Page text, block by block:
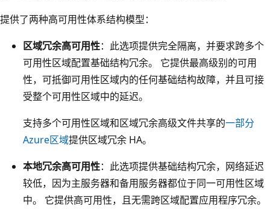
提供了两种高可用性体系结构模型：
区域冗余高可用性：此选项提供完全隔离，并要求跨多个
可用性区域配置基础结构冗余。 它提供最高级别的可用
性，可抵御可用性区域内的任何基础结构故障，并且可接
受整个可用性区域中的延迟。
支持多个可用性区域和区域冗余高级文件共享的一部分
Azure区域提供区域冗余 HA。
本地冗余高可用性：此选项提供基础结构冗余，网络延迟
较低，因为主服务器和备用服务器都位于同一可用性区域
中。 它提供高可用性，且无需跨区域配置应用程序冗余。